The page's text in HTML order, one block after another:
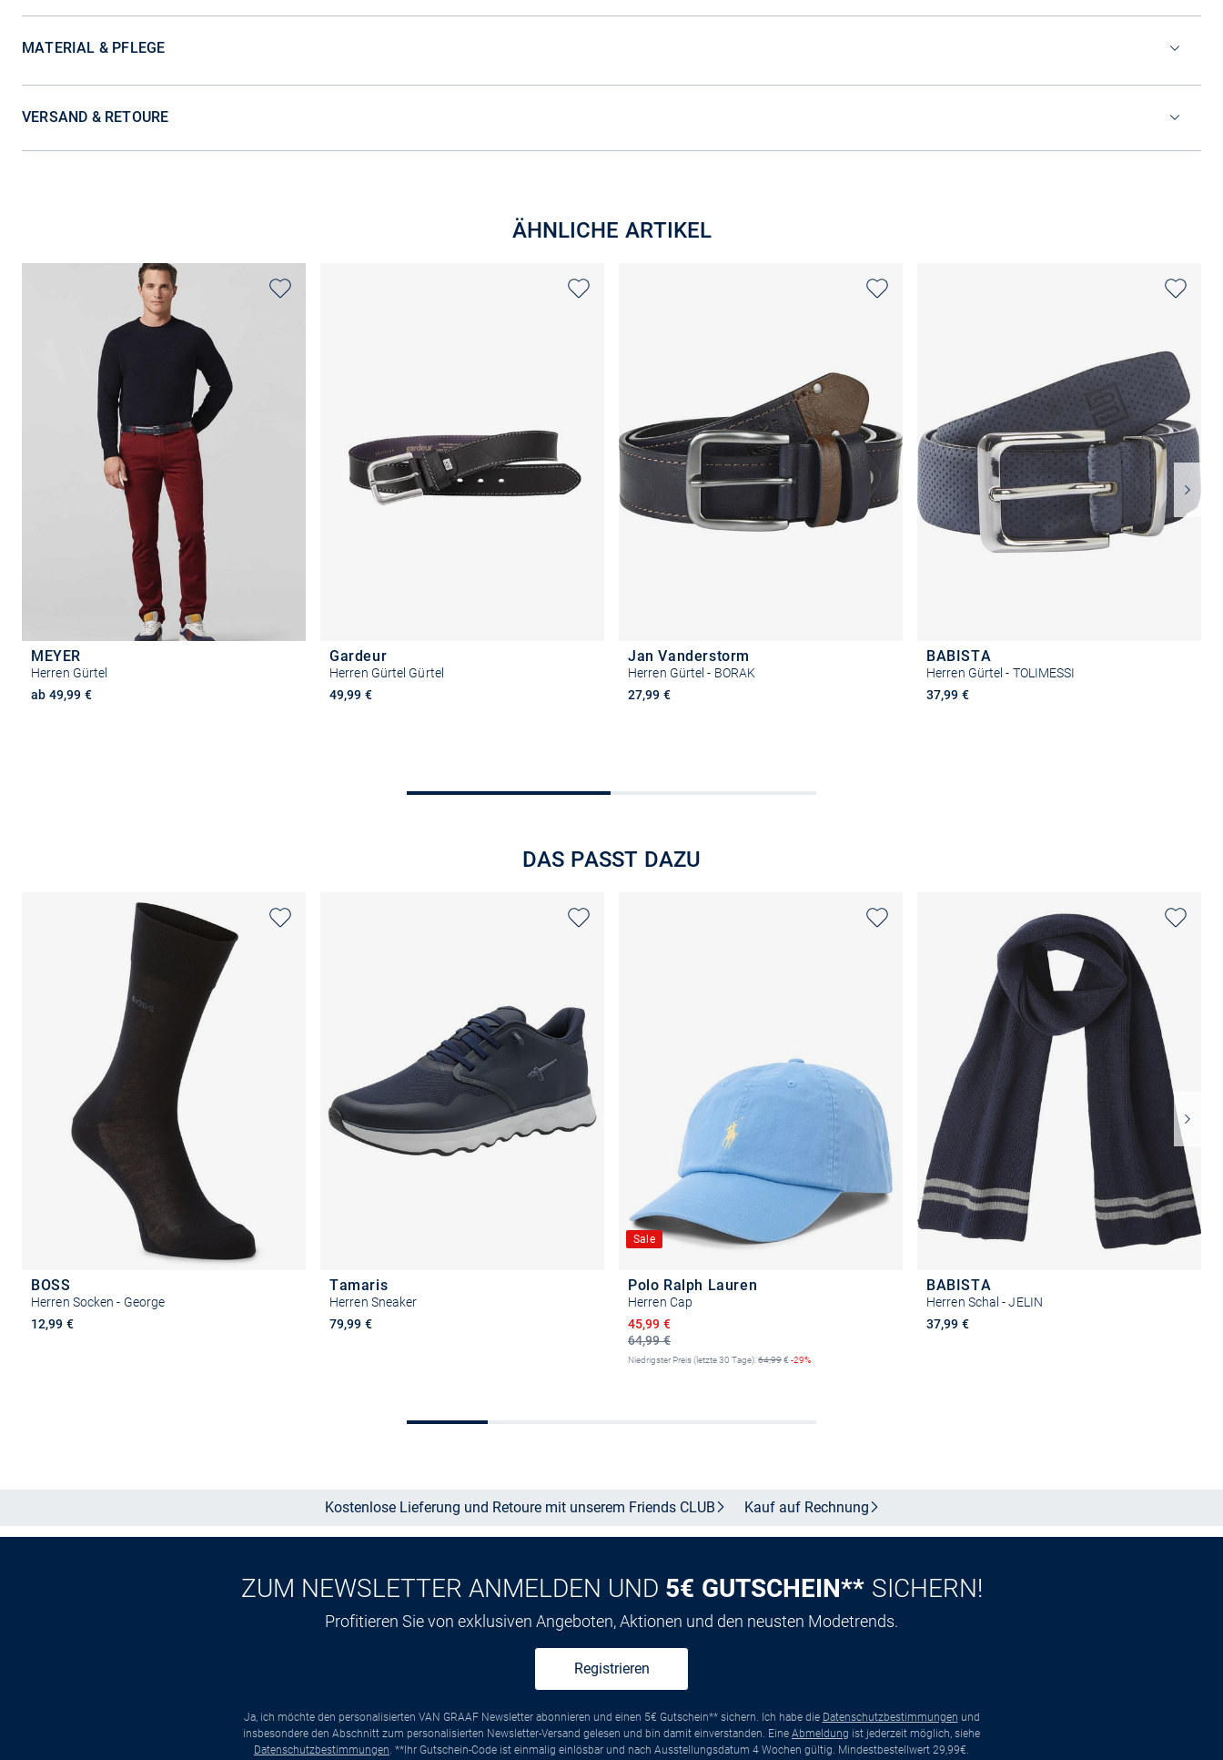
MATERIAL & PFLEGE
VERSAND & RETOURE
ÄHNLICHE ARTIKEL
MEYER
Herren Gürtel
ab 49,99 €
Gardeur
Herren Gürtel Gürtel
49,99 €
Größe auswählen
Jan Vanderstorm
Herren Gürtel - BORAK
27,99 €
BABISTA
Herren Gürtel - TOLIMESSI
37,99 €
DAS PASST DAZU
BOSS
Herren Socken - George
12,99 €
Tamaris
Herren Sneaker
79,99 €
Größe auswählen
Sale
Polo Ralph Lauren
Herren Cap
64,99 €
Ermäßigter Preis
45,99 €
Niedrigster Preis (letzte 30 Tage):64,99€ -29%
BABISTA
Herren Schal - JELIN
37,99 €
Kostenlose Lieferung und Retoure mit unserem Friends CLUB Kauf auf Rechnung
ZUM NEWSLETTER ANMELDEN UND 5€ GUTSCHEIN** SICHERN!
Profitieren Sie von exklusiven Angeboten, Aktionen und den neusten Modetrends.
Registrieren
Ja, ich möchte den personalisierten VAN GRAAF Newsletter abonnieren und einen 5€ Gutschein** sichern. Ich habe die Datenschutzbestimmungen und
insbesondere den Abschnitt zum personalisierten Newsletter-Versand gelesen und bin damit einverstanden. Eine Abmeldung ist jederzeit möglich, siehe
Datenschutzbestimmungen . **Ihr Gutschein-Code ist einmalig einlösbar und nach Ausstellungsdatum 4 Wochen gültig. Mindestbestellwert 29,99€.